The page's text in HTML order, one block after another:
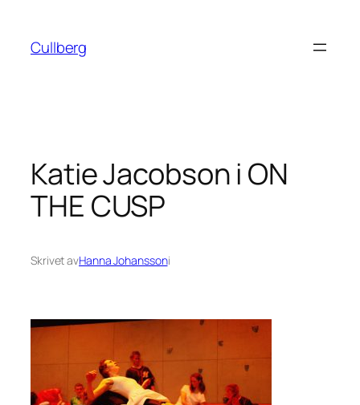
innehåll
Cullberg
Katie Jacobson i ON
THE CUSP
Skrivet avHanna Johanssoni